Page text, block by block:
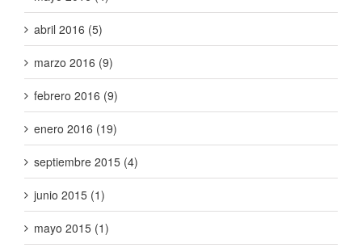
abril 2016 (5)
marzo 2016 (9)
febrero 2016 (9)
enero 2016 (19)
septiembre 2015 (4)
junio 2015 (1)
mayo 2015 (1)